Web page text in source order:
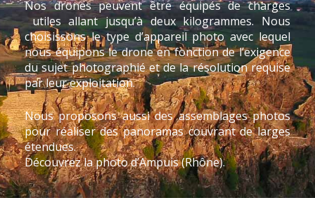
Nos drones peuvent être équipés de charges
utiles allant jusqu’à deux kilogrammes. Nous
choisissons le type d’appareil photo avec lequel
nous équipons le drone en fonction de l’exigence
du sujet photographié et de la résolution requise
par leur exploitation.
Nous proposons aussi des assemblages photos
pour réaliser des panoramas couvrant de larges
étendues.
Découvrez la photo d’Ampuis (Rhône).